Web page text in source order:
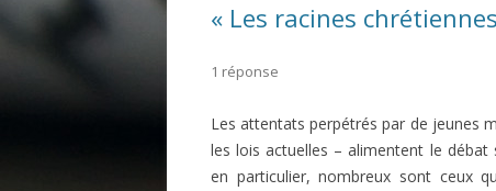
« Les racines
1 réponse
Les attentats perpétrés par de jeunes
les lois actuelles – alimentent le débat
en particulier, nombreux sont ceux